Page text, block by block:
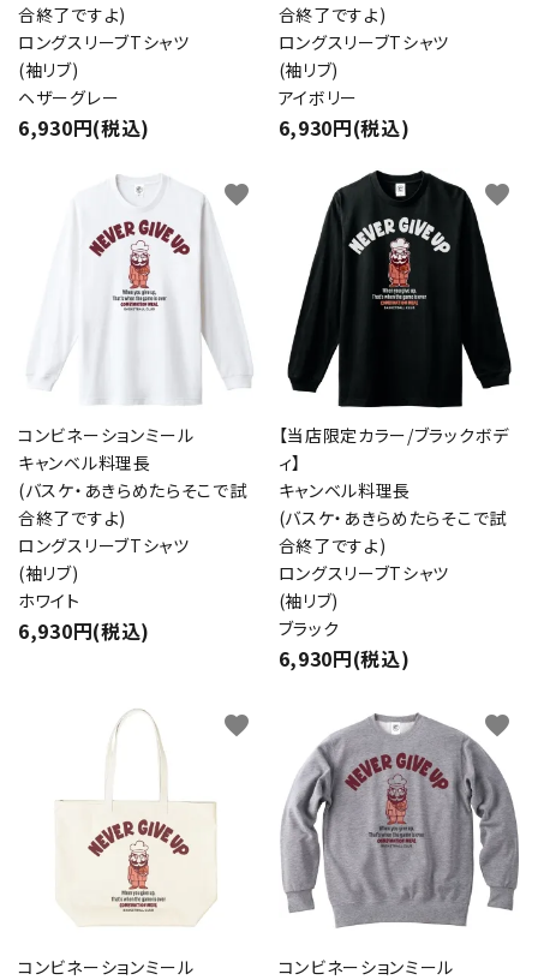
合終了ですよ)
ロングスリーブTシャツ
(袖リブ)
ヘザーグレー
6,930円(税込)
合終了ですよ)
ロングスリーブTシャツ
(袖リブ)
アイボリー
6,930円(税込)
コンビネーションミール
キャンベル料理長
(バスケ・あきらめたらそこで試
合終了ですよ)
ロングスリーブTシャツ
(袖リブ)
ホワイト
6,930円(税込)
favorite
【当店限定カラー/ブラックボデ
ィ】
キャンベル料理長
(バスケ・あきらめたらそこで試
合終了ですよ)
ロングスリーブTシャツ
(袖リブ)
ブラック
6,930円(税込)
favorite
コンビネーションミール
favorite
コンビネーションミール
favorite